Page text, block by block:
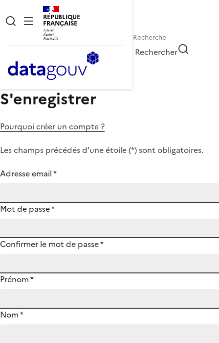
RÉPUBLIQUE
FRANÇAISE
Rechercher
S'enregistrer
Pourquoi créer un compte ?
Les champs précédés d'une étoile (*) sont obligatoires.
Adresse email*
Mot de passe*
Confirmer le mot de passe*
Prénom*
Nom*